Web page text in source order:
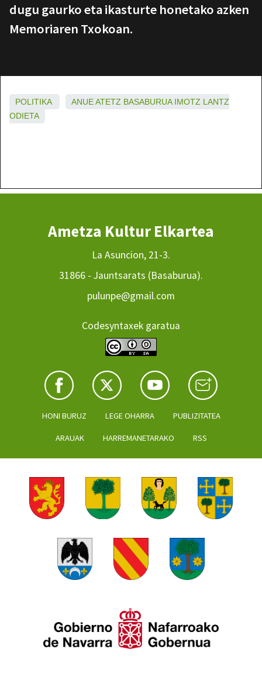
dugu gaurko eta ikasturte honetako azken
Memoriaren Txokoan.
POLITIKA ANUEATETZ BASABURUA IMOTZ LANTZ
ODIETA
Ametza Kultur Elkartea
La Asuncion, 21-3.
31866 - Jauntsarats (Basaburua).
pulunpe@gmail.com
Codesyntaxek garatua
HONI BURUZ LEGE OHARRA PUBLIZITATEA
ARAUAK HARREMANETARAKO RSS